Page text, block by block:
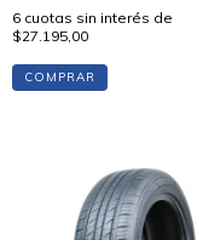
6 cuotas sin interés de
$27.195,00
COMPRAR